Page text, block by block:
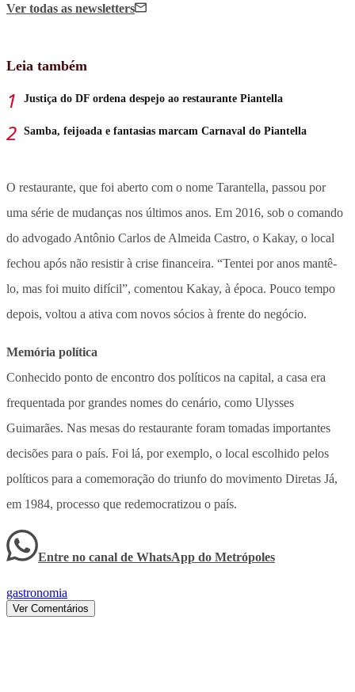
Ver todas as newsletters
Leia também
Justiça do DF ordena despejo ao restaurante Piantella
Samba, feijoada e fantasias marcam Carnaval do Piantella
O restaurante, que foi aberto com o nome Tarantella, passou por
uma série de mudanças nos últimos anos. Em 2016, sob o comando
do advogado Antônio Carlos de Almeida Castro, o Kakay, o local
fechou após não resistir à crise financeira. “Tentei por anos mantê-
lo, mas foi muito difícil”, comentou Kakay, à época. Pouco tempo
depois, voltou a ativa com novos sócios à frente do negócio.
Memória política
Conhecido ponto de encontro dos políticos na capital, a casa era
frequentada por grandes nomes do cenário, como Ulysses
Guimarães. Nas mesas do restaurante foram tomadas importantes
decisões para o país. Foi lá, por exemplo, o local escolhido pelos
políticos para a comemoração do triunfo do movimento Diretas Já,
em 1984, processo que redemocratizou o país.
Entre no canal de WhatsApp do Metrópoles
gastronomia
Ver Comentários